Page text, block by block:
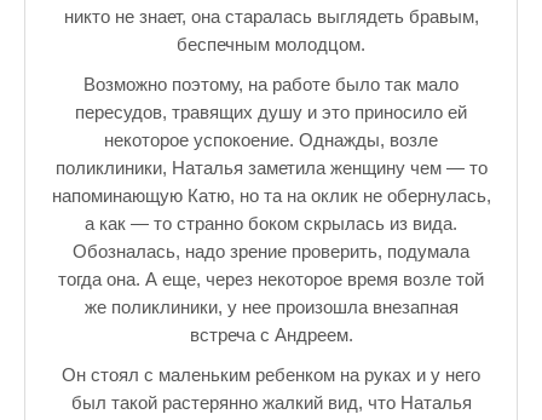
никто не знает, она старалась выглядеть бравым,
беспечным молодцом.
Возможно поэтому, на работе было так мало
пересудов, травящих душу и это приносило ей
некоторое успокоение. Однажды, возле
поликлиники, Наталья заметила женщину чем — то
напоминающую Катю, но та на оклик не обернулась,
а как — то странно боком скрылась из вида.
Обозналась, надо зрение проверить, подумала
тогда она. А еще, через некоторое время возле той
же поликлиники, у нее произошла внезапная
встреча с Андреем.
Он стоял с маленьким ребенком на руках и у него
был такой растерянно жалкий вид, что Наталья